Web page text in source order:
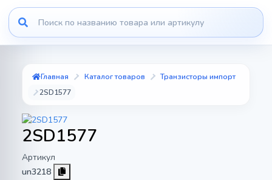
Главная Каталог товаров
Транзисторы импорт
2SD1577
2SD1577
Артикул
un3218